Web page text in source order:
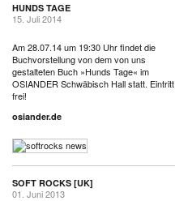
HUNDS TAGE
15. Juli 2014
Am 28.07.14 um 19:30 Uhr findet die
Buchvorstellung von dem von uns
gestalteten Buch »Hunds Tage« im
OSIANDER Schwäbisch Hall statt. Eintritt
frei!
osiander.de
SOFT ROCKS [UK]
01. Juni 2013